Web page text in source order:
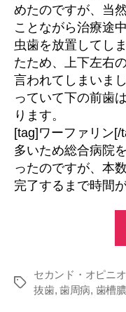
る？
へ
の
めたのですが、当
ことながら治療途
虫歯を放置してし
たため、上下左右
言われてしまいま
っていて下の前歯
ります。
[tag]ワーファリン[/
多いため総合病院
ったのですが、本
完了するまで時間
タ
セカンド・オピニ
抜歯, 歯周病, 歯槽